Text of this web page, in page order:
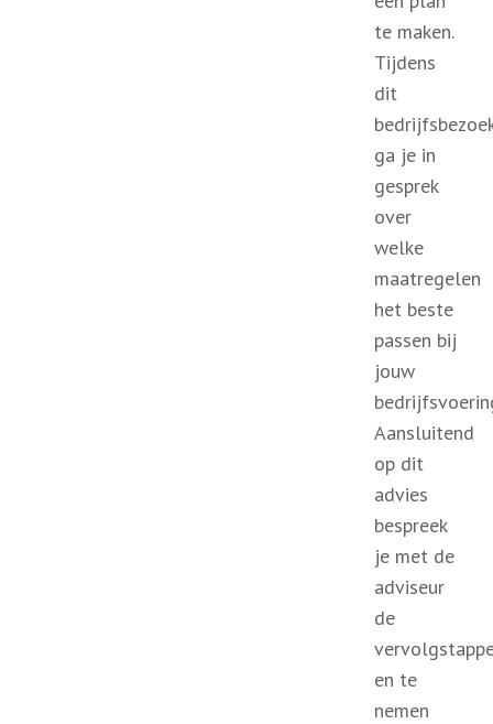
te maken.
Tijdens
dit
ga je in
gesprek
over
welke
maatregelen
het beste
passen bij
jouw
Aansluitend
op dit
advies
bespreek
je met de
adviseur
de
en te
nemen